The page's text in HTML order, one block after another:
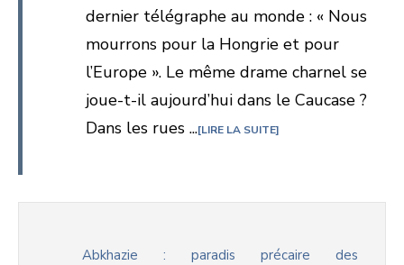
dernier télégraphe au monde : « Nous
mourrons pour la Hongrie et pour
l’Europe ». Le même drame charnel se
joue-t-il aujourd’hui dans le Caucase ?
Dans les rues ... LIRE LA SUITE
Abkhazie : paradis précaire des